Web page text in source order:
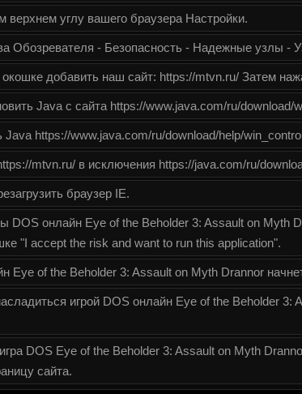
углу вашего браузера Настройки.
Обозревателя - Безопасность - Надежные узлы -
добавить наш сайт: https://mtvn.ru/ Затем
Java с сайта https://www.java.com/ru/download/
https://www.java.com/ru/download/help/
mtvn.ru/ в исключения https://java.com/ru/
браузер IE.
DOS онлайн Eye of the Beholder 3: Assault on Myth
"I accept the risk and want to run this application".
Eye of the Beholder 3: Assault on Myth Drannor
игрой DOS онлайн Eye of the Beholder 3:
DOS Eye of the Beholder 3: Assault on Myth
сайта.